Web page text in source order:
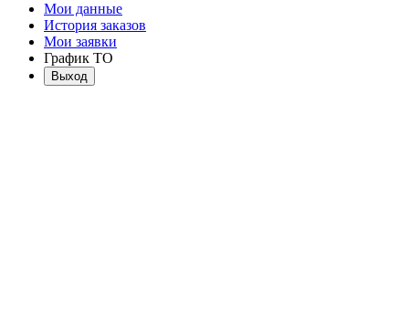
Мои данные
История заказов
Мои заявки
График ТО
Выход